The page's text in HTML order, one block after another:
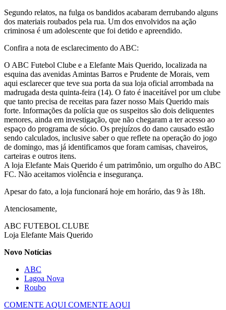
Segundo relatos, na fulga os bandidos acabaram derrubando alguns
dos materiais roubados pela rua. Um dos envolvidos na ação
criminosa é um adolescente que foi detido e apreendido.
Confira a nota de esclarecimento do ABC:
O ABC Futebol Clube e a Elefante Mais Querido, localizada na
esquina das avenidas Amintas Barros e Prudente de Morais, vem
aqui esclarecer que teve sua porta da sua loja oficial arrombada na
madrugada desta quinta-feira (14). O fato é inaceitável por um clube
que tanto precisa de receitas para fazer nosso Mais Querido mais
forte. Informações da polícia que os suspeitos são dois deliquentes
menores, ainda em investigação, que não chegaram a ter acesso ao
espaço do programa de sócio. Os prejuízos do dano causado estão
sendo calculados, inclusive saber o que reflete na operação do jogo
de domingo, mas já identificamos que foram camisas, chaveiros,
carteiras e outros itens.
A loja Elefante Mais Querido é um patrimônio, um orgulho do ABC
FC. Não aceitamos violência e insegurança.
Apesar do fato, a loja funcionará hoje em horário, das 9 às 18h.
Atenciosamente,
ABC FUTEBOL CLUBE
Loja Elefante Mais Querido
Novo Notícias
ABC
Lagoa Nova
Roubo
COMENTE AQUI COMENTE AQUI